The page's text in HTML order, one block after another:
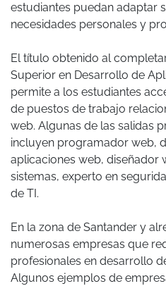
estudiantes puedan adaptar
necesidades personales y
El título obtenido al
Superior en Desarrollo de
permite a los estudiantes
de puestos de trabajo
web. Algunas de las salidas
incluyen programador web,
aplicaciones web, diseñador
sistemas, experto en
de TI.
En la zona de Santander y
numerosas empresas que
profesionales en desarrollo
Algunos ejemplos de